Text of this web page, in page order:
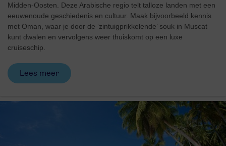
Midden-Oosten. Deze Arabische regio telt talloze landen met een
eeuwenoude geschiedenis en cultuur. Maak bijvoorbeeld kennis
met Oman, waar je door de ‘zintuigprikkelende’ souk in Muscat
kunt dwalen en vervolgens weer thuiskomt op een luxe
cruiseschip.
Lees meer